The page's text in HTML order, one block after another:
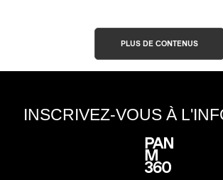
PLUS DE CONTENUS
INSCRIVEZ-VOUS À